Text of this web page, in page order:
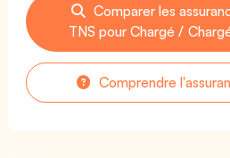
Comparer les
TNS pour Chargé /
Comprendre